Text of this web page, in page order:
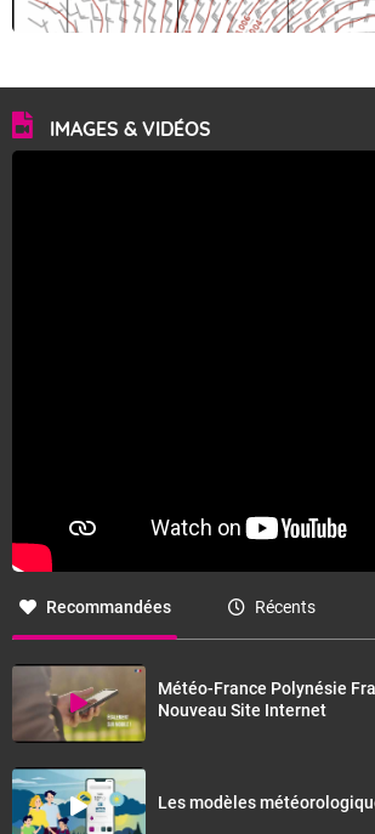
IMAGES & VIDÉOS
Recommandées Récents
Météo-France Polynésie
Nouveau Site Internet
Les modèles